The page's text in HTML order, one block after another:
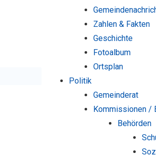
Zahlen & Fakten
Geschichte
Fotoalbum
Ortsplan
Politik
Gemeinderat
Kommissionen /
Behörden